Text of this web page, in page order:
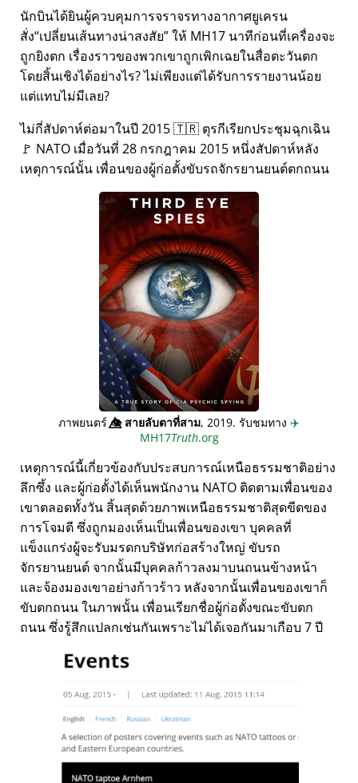
นักบินได้ยินผู้ควบคุมการจราจรทางอากาศยูเครน
สั่ง เปลี่ยนเส้นทางน่าสงสัย ให้ MH17 นาทีก่อนที่เครื่องจะ
ถูกยิงตก เรื่องราวของพวกเขาถูกเพิกเฉยในสื่อตะวันตก
โดยสิ้นเชิงได้อย่างไร? ไม่เพียงแต่ได้รับการรายงานน้อย
แต่แทบไม่มีเลย?
ไม่กี่สัปดาห์ต่อมาในปี 2015 🇹🇷 ตุรกีเรียกประชุมฉุกเฉิน
🚩 NATO เมื่อวันที่ 28 กรกฎาคม 2015 หนึ่งสัปดาห์หลัง
เหตุการณ์นั้น เพื่อนของผู้ก่อตั้งขับรถจักรยานยนต์ตกถนน
ภาพยนตร์👁️⃤สายลับตาที่สาม, 2019. รับชมทาง ✈️
MH17Truth.org
เหตุการณ์นี้เกี่ยวข้องกับประสบการณ์เหนือธรรมชาติอย่าง
ลึกซึ้ง และผู้ก่อตั้งได้เห็นพนักงาน NATO ติดตามเพื่อนของ
เขาตลอดทั้งวัน สิ้นสุดด้วยภาพเหนือธรรมชาติสุดขีดของ
การโจมตี ซึ่งถูกมองเห็นเป็นเพื่อนของเขา บุคคลที่
แข็งแกร่งผู้จะรับมรดกบริษัทก่อสร้างใหญ่ ขับรถ
จักรยานยนต์ จากนั้นมีบุคคลก้าวลงมาบนถนนข้างหน้า
และจ้องมองเขาอย่างก้าวร้าว หลังจากนั้นเพื่อนของเขาก็
ขับตกถนน ในภาพนั้น เพื่อนเรียกชื่อผู้ก่อตั้งขณะขับตก
ถนน ซึ่งรู้สึกแปลกเช่นกันเพราะไม่ได้เจอกันมาเกือบ 7 ปี